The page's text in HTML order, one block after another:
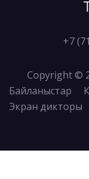
+7
Copyright ©
Байланыстар
Экран дикторы